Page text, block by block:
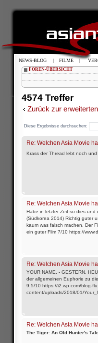
FOREN-ÜBERSICHT
4574 Treffer
Zurück zur
Diese Ergebnisse durchsuchen:
Re: Welchen Asia Movie
Krass der Thread lebt noch
Re: Welchen Asia Movie
Habe in letzter Zeit so dies
(Südkorea 2014) Richtig guter
kaum was falsch machen. Der
ein guter Film 7/10 https://
Re: Welchen Asia Movie
YOUR NAME. - GESTERN,
der allgemeinen Euphorie zu
9,5/10 https://i2.wp.com/blog-
content/uploads/2018/01/
Re: Welchen Asia Movie
The Tiger: An Old Hunter's
NEWS-BLOG | FILME |